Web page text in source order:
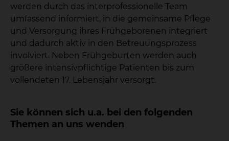
werden durch das interprofessionelle Team
umfassend informiert, in die gemeinsame Pflege
und Versorgung ihres Frühgeborenen integriert
und dadurch aktiv in den Betreuungsprozess
involviert. Neben Frühgeburten werden auch
größere intensivpflichtige Patienten bis zum
vollendeten 17. Lebensjahr versorgt.
Sie können sich u.a. bei den folgenden
Themen an uns wenden